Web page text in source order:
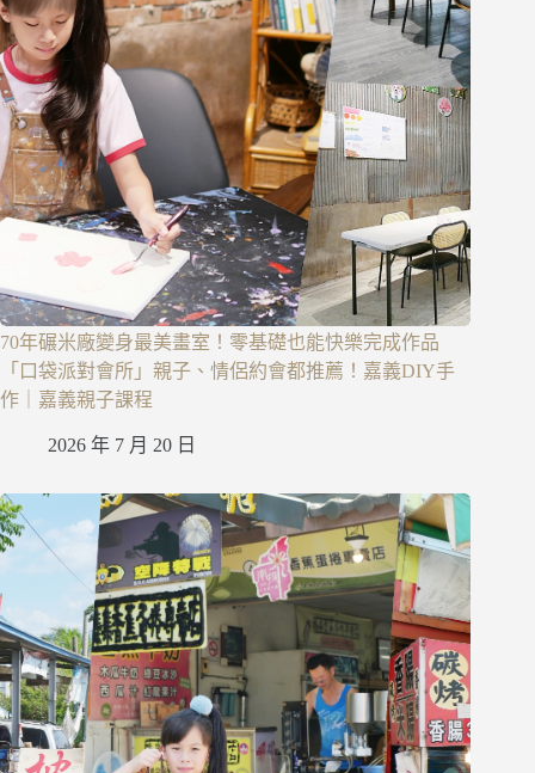
70年碾米廠變身最美畫室！零基礎也能快樂完成作品
「口袋派對會所」親子、情侶約會都推薦！嘉義DIY手
作｜嘉義親子課程
2026 年 7 月 20 日